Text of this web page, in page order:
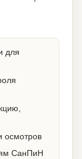
для
осмотров
СанПиН